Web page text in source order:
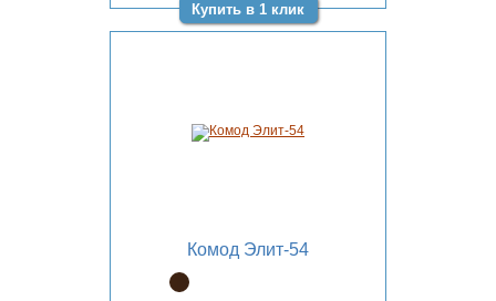
Купить в 1 клик
Комод Элит-54